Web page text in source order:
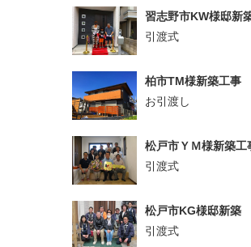
習志野市KW様邸新
引渡式
柏市TM様新築工事
お引渡し
松戸市ＹＭ様新築工
引渡式
松戸市KG様邸新築
引渡式